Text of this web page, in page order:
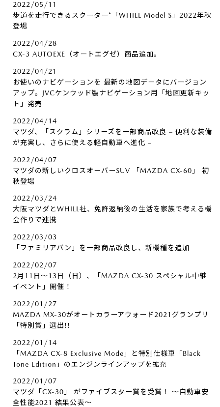
2022/05/11
歩道を走行できるスクーター*「WHILL Model S」2022年秋
登場
2022/04/28
CX-3 AUTOEXE（オートエグゼ）商品追加。
2022/04/21
お使いのナビゲーションを 最新の地図データにバージョン
アップ。JVCケンウッド製ナビゲーション用「地図更新キッ
ト」発売
2022/04/14
マツダ、「スクラム」シリーズを一部商品改良 – 便利な装備
が充実し、さらに使える軽自動車へ進化 –
2022/04/07
マツダの新しいクロスオーバーSUV 「MAZDA CX-60」 初
秋登場
2022/03/24
大阪マツダとWHILL社、免許返納後の生活を家族で考える機
会作りで連携
2022/03/03
「ファミリアバン」を一部商品改良し、新機種を追加
2022/02/07
2月11日～13日（日）、「MAZDA CX-30 スペシャル中継
イベント」開催！
2022/01/27
MAZDA MX-30がオートカラーアウォード2021グランプリ
「特別賞」選出!!
2022/01/14
「MAZDA CX-8 Exclusive Mode」と特別仕様車「Black
Tone Edition」のエンジンラインアップを拡充
2022/01/07
マツダ「CX-30」 がファイブスター賞を受賞！ ～自動車安
全性能2021 結果公表～